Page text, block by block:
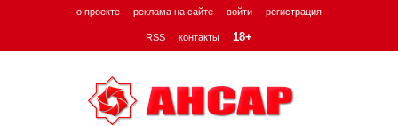
о проекте реклама на сайте войти регистрация
RSS контакты 18+